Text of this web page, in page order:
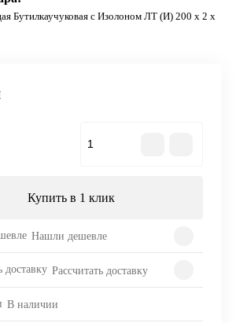
Бутилкаучуковая с Изолоном ЛТ (И) 200 х 2 х
Купить в 1 клик
Нашли дешевле
Рассчитать доставку
В наличии